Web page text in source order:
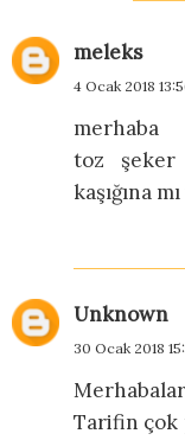
meleks
4 Ocak 2018
merhaba
toz şeker
kaşığına
Unknown
30 Ocak 2018
Tarifin çok